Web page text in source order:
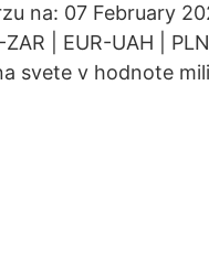
na: 07 February
| EUR-UAH |
svete v hodnote